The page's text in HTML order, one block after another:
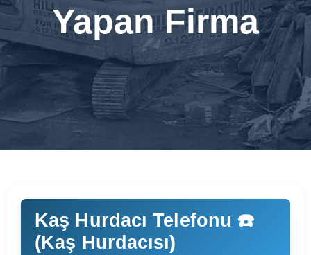
Yapan Firma
Kaş Hurdacı Telefonu ☎️
(Kaş Hurdacısı)